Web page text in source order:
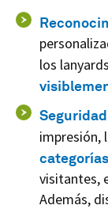
los
impresión,
visitantes,
Además,